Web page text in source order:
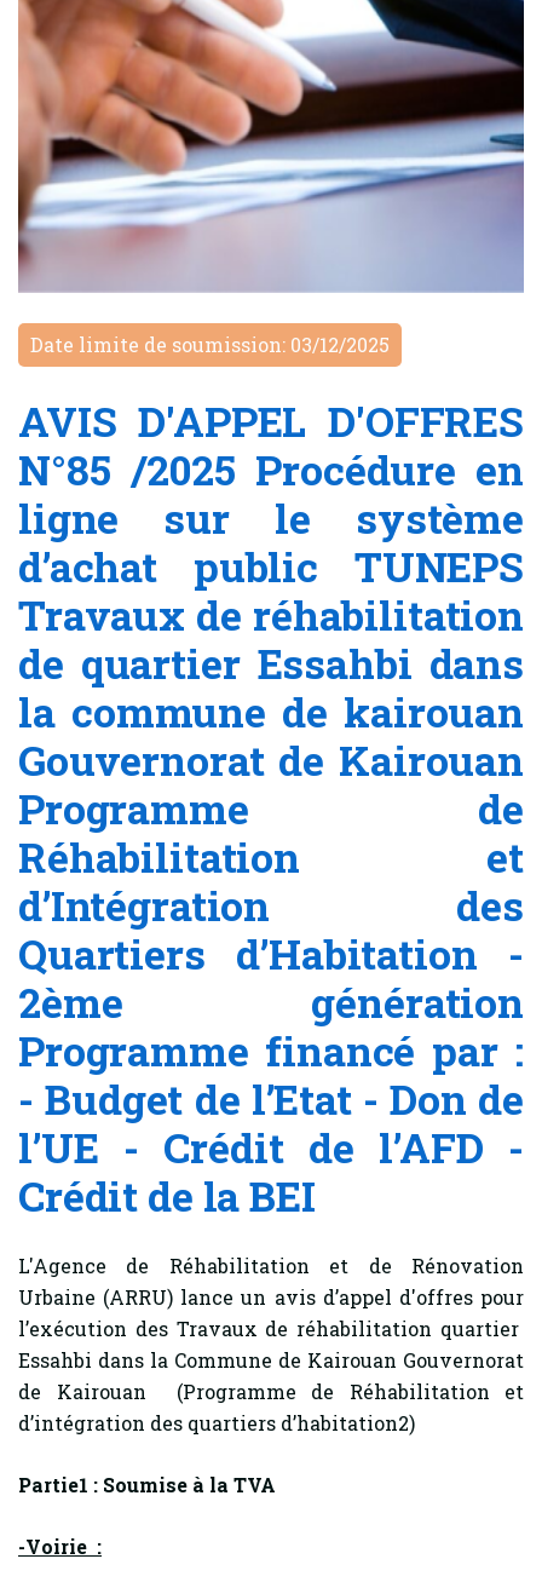
Date limite de soumission: 03/12/2025
AVIS D'APPEL D'OFFRES
N°85 /2025 Procédure en
ligne sur le système
d’achat public TUNEPS
Travaux de réhabilitation
de quartier Essahbi dans
la commune de kairouan
Gouvernorat de Kairouan
Programme de
Réhabilitation et
d’Intégration des
Quartiers d’Habitation -
2ème génération
Programme financé par :
- Budget de l’Etat - Don de
l’UE - Crédit de l’AFD -
Crédit de la BEI
L'Agence de Réhabilitation et de Rénovation
Urbaine (ARRU) lance un avis d’appel d'offres pour
l’exécution des Travaux de réhabilitation quartier
Essahbi dans la Commune de Kairouan Gouvernorat
de Kairouan (Programme de Réhabilitation et
d’intégration des quartiers d’habitation2)
Partie1 : Soumise à la TVA
-Voirie :